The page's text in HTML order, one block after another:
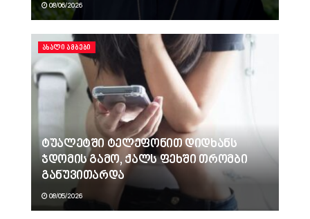
08/06/2026
ᲐᲮᲐᲚᲘ ᲐᲛᲑᲔᲑᲘ
ტუალეტში ტელეფონით დიდხანს
ჯდომის გამო, ქალს ფეხში თრომბი
განუვითარდა
08/05/2026